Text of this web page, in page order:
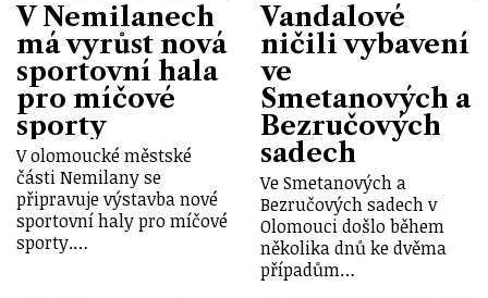
V Nemilanech
má vyrůst nová
sportovní hala
pro míčové
sporty
V olomoucké městské
části Nemilany se
připravuje výstavba nové
sportovní haly pro míčové
sporty.…
Vandalové
ničili vybavení
ve
Smetanových a
Bezručových
sadech
Ve Smetanových a
Bezručových sadech v
Olomouci došlo během
několika dnů ke dvěma
případům…